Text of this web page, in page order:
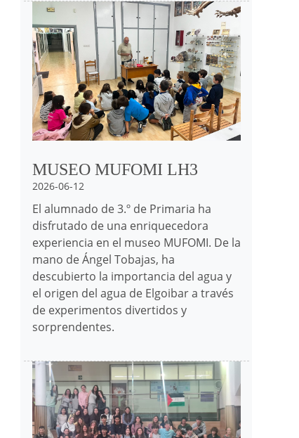
Irudia
MUSEO MUFOMI LH3
2026-06-12
El alumnado de 3.º de Primaria ha
disfrutado de una enriquecedora
experiencia en el museo MUFOMI. De la
mano de Ángel Tobajas, ha
descubierto la importancia del agua y
el origen del agua de Elgoibar a través
de experimentos divertidos y
sorprendentes.
Irudia